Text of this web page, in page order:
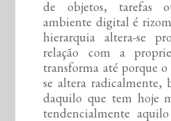
de objetos, tarefas
ambiente digital é
hierarquia altera-se
relação com a
transforma até porque o
se altera radicalmente,
daquilo que tem hoje
tendencialmente